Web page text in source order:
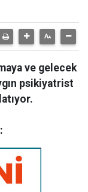
ve gelecek
psikiyatrist